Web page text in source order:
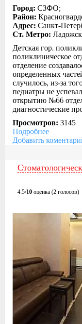
Город: СЗФО;
Район:
Адрес: Санкт-
Ст. Метро:
Детская гор.
поликлиническое
отделение
определенных
случилось, из-за
педиатры не
открытию №66
диагностические
Просмотров: 3145
Подробнее
Добавить
4.5/10 оценка (2 голосов)